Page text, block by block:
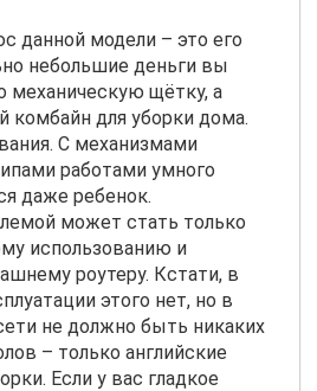
данной модели – это его
небольшие деньги вы
механическую щётку, а
комбайн для уборки дома.
С механизмами
работами умного
даже ребенок.
может стать только
использованию и
роутеру. Кстати, в
этого нет, но в
не должно быть никаких
– только английские
Если у вас гладкое